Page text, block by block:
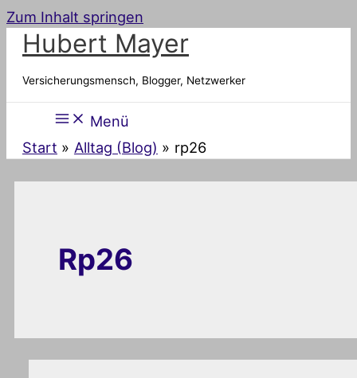
Zum Inhalt springen
Hubert Mayer
Versicherungsmensch, Blogger, Netzwerker
Menü
Start
Alltag (Blog) rp26
Rp26